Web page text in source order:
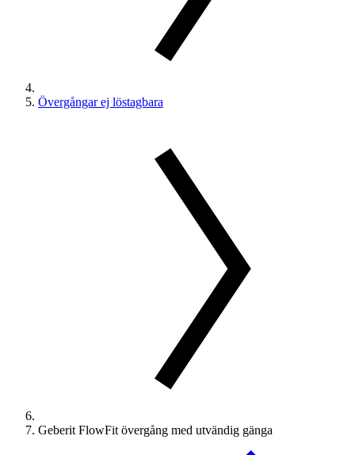
Övergångar ej löstagbara
Geberit FlowFit övergång med utvändig gänga